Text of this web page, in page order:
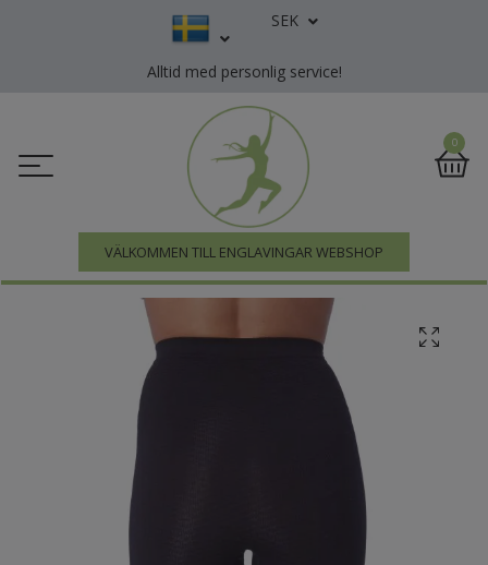
SEK
Alltid med personlig service!
VÄLKOMMEN TILL ENGLAVINGAR WEBSHOP
0